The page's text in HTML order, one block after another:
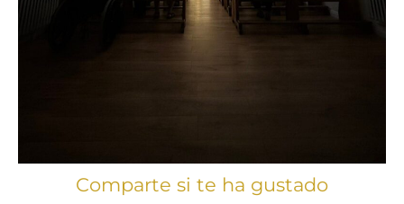
Comparte si te ha gustado